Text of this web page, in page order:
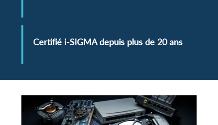
Certifié i-SIGMA depuis plus de 20 ans